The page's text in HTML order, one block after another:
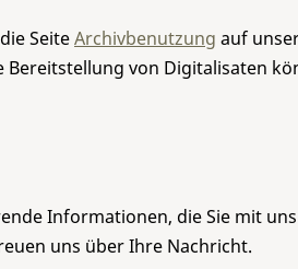
SeiteArchivbenutzung auf
von Digitalisaten
Informationen, die Sie mit
uns über Ihre Nachricht.